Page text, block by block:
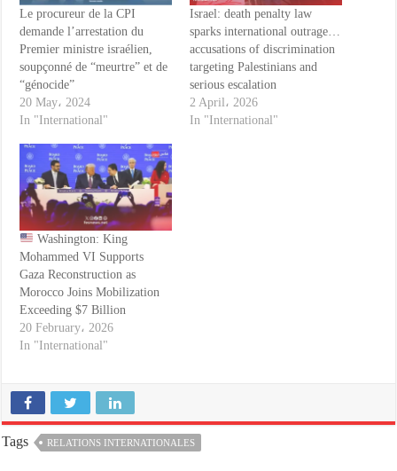
Le procureur de la CPI
demande l’arrestation du
Premier ministre israélien,
soupçonné de “meurtre” et de
“génocide”
20 May، 2024
In "International"
Israel: death penalty law
sparks international outrage…
accusations of discrimination
targeting Palestinians and
serious escalation
2 April، 2026
In "International"
Washington: King
Mohammed VI Supports
Gaza Reconstruction as
Morocco Joins Mobilization
Exceeding $7 Billion
20 February، 2026
In "International"
Tags RELATIONS INTERNATIONALES